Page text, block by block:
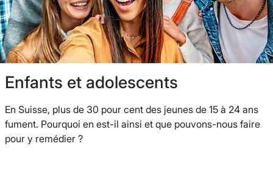
Enfants et adolescents
En Suisse, plus de 30 pour cent des jeunes de 15 à 24 ans
fument. Pourquoi en est-il ainsi et que pouvons-nous faire
pour y remédier ?